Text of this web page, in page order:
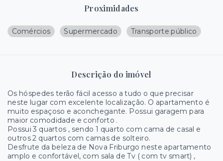
Proximidades
Comércios Supermercado Transporte público
Descrição do imóvel
Os hóspedes terão fácil acesso a tudo o que precisar
neste lugar com excelente localização. O apartamento é
muito espaçoso e aconchegante. Possui garagem para
maior comodidade e conforto .
Possui 3 quartos , sendo 1 quarto com cama de casal e
outros 2 quartos com camas de solteiro.
Desfrute da beleza de Nova Friburgo neste apartamento
amplo e confortável, com sala de Tv ( com tv smart) ,